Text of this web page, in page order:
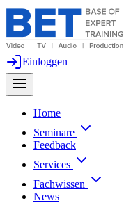
Einloggen
Home
Seminare
Feedback
Services
Fachwissen
News